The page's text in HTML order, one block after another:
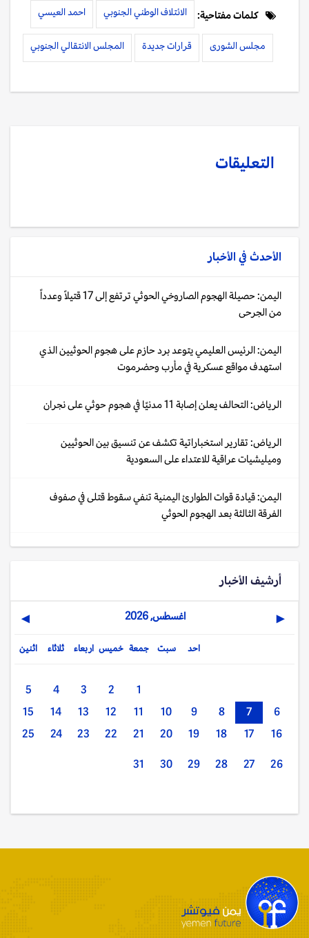
كلمات مفتاحية: الائتلاف الوطني الجنوبي احمد العيسي
مجلس الشورى قرارات جديدة المجلس الانتقالي الجنوبي
التعليقات
الأحدث في الأخبار
اليمن: حصيلة الهجوم الصاروخي الحوثي ترتفع إلى 17 قتيلاً وعدداً
من الجرحى
اليمن: الرئيس العليمي يتوعد برد حازم على هجوم الحوثيين الذي
استهدف مواقع عسكرية في مأرب وحضرموت
الرياض: التحالف يعلن إصابة 11 مدنيًا في هجوم حوثي على نجران
الرياض: تقارير استخباراتية تكشف عن تنسيق بين الحوثيين
وميليشيات عراقية للاعتداء على السعودية
اليمن: قيادة قوات الطوارئ اليمنية تنفي سقوط قتلى في صفوف
الفرقة الثالثة بعد الهجوم الحوثي
أرشيف الأخبار
◀ اغسطس, 2026 ▶
اثنين ثلاثاء اربعاء خميس جمعة سبت احد
1
2
3
4
5
6
7
8
9
10
11
12
13
14
15
16
17
18
19
20
21
22
23
24
25
26
27
28
29
30
31